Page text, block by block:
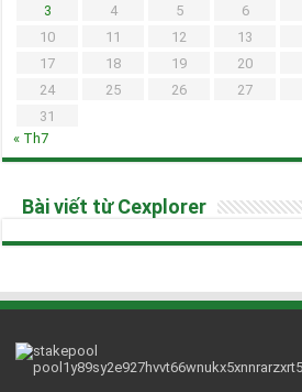
3
4 5 6
10
11 12 13
17
18 19 20
24
25 26 27
31
« Th7
Bài viết từ Cexplorer